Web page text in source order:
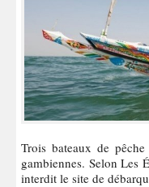
Trois bateaux de pêche sénégalais ont été chassés des eaux
gambiennes. Selon Les
interdit le site de